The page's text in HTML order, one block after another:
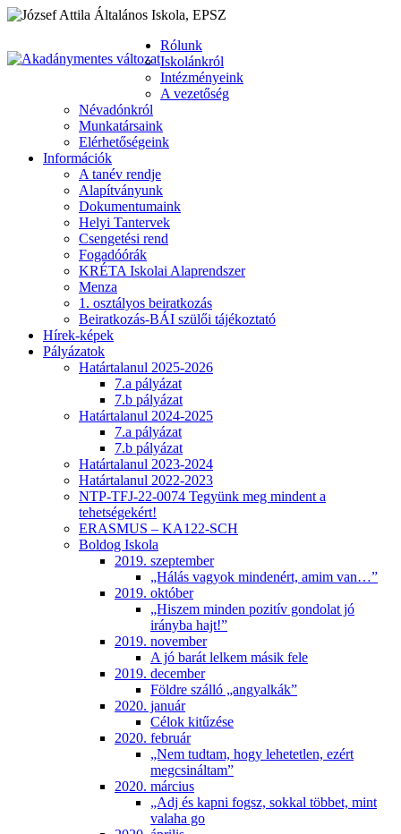
Rólunk
Iskolánkról
Intézményeink
A vezetőség
Névadónkról
Munkatársaink
Elérhetőségeink
Információk
A tanév rendje
Alapítványunk
Dokumentumaink
Helyi Tantervek
Csengetési rend
Fogadóórák
KRÉTA Iskolai Alaprendszer
Menza
1. osztályos beiratkozás
Beiratkozás-BÁI szülői tájékoztató
Hírek-képek
Pályázatok
Határtalanul 2025-2026
7.a pályázat
7.b pályázat
Határtalanul 2024-2025
7.a pályázat
7.b pályázat
Határtalanul 2023-2024
Határtalanul 2022-2023
NTP-TFJ-22-0074 Tegyünk meg mindent a
tehetségekért!
ERASMUS – KA122-SCH
Boldog Iskola
2019. szeptember
„Hálás vagyok mindenért, amim van…”
2019. október
„Hiszem minden pozitív gondolat jó
irányba hajt!”
2019. november
A jó barát lelkem másik fele
2019. december
Földre szálló „angyalkák”
2020. január
Célok kitűzése
2020. február
„Nem tudtam, hogy lehetetlen, ezért
megcsináltam”
2020. március
„Adj és kapni fogsz, sokkal többet, mint
valaha go